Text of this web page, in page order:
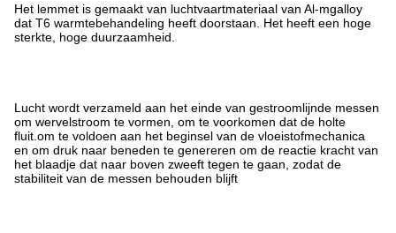
Het lemmet is gemaakt van luchtvaartmateriaal van Al-mgalloy
dat T6 warmtebehandeling heeft doorstaan. Het heeft een hoge
sterkte, hoge duurzaamheid.
Lucht wordt verzameld aan het einde van gestroomlijnde messen
om wervelstroom te vormen, om te voorkomen dat de holte
fluit.om te voldoen aan het beginsel van de vloeistofmechanica
en om druk naar beneden te genereren om de reactie kracht van
het blaadje dat naar boven zweeft tegen te gaan, zodat de
stabiliteit van de messen behouden blijft